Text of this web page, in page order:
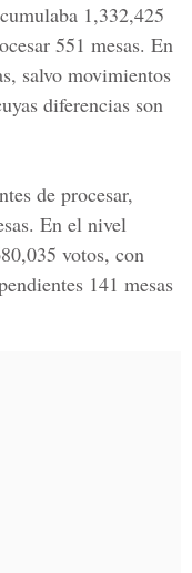
1,332,425
551 mesas. En
salvo movimientos
diferencias son
de procesar,
En el nivel
votos, con
141 mesas